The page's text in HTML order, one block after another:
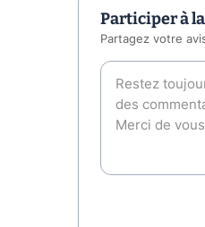
Participer à
Partagez votre